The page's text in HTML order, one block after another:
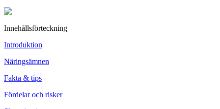
Innehållsförteckning
Introduktion
Näringsämnen
Fakta & tips
Fördelar och risker